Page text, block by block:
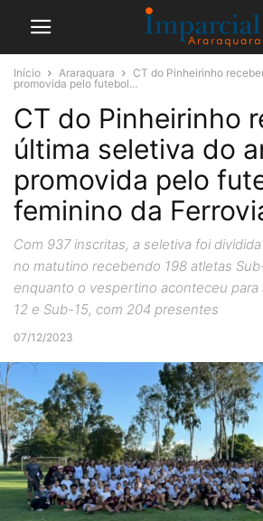
Início Araraquara
CT do Pinheirinho
promovida pelo futebol...
CT do Pinheirinho
última seletiva do
promovida pelo
feminino da
Com 937 inscritas, a seletiva foi
no matutino recebendo 198 atletas
enquanto o vespertino aconteceu para
12 e Sub-15, com 204 presentes
07/12/2023